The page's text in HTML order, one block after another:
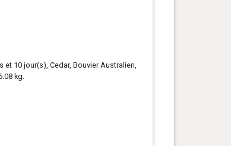
et 10 jour(s), Cedar, Bouvier Australien,
kg.